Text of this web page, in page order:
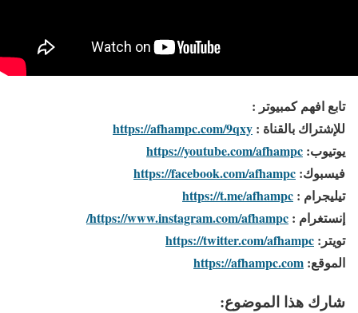
تابع افهم كمبيوتر :
للإشتراك بالقناة : https://afhampc.com/9qxy
يوتيوب: https://youtube.com/afhampc
فيسبوك: https://facebook.com/afhampc
تيليجرام : https://t.me/afhampc
إنستغرام : https://www.instagram.com/afhampc/
تويتر: https://twitter.com/afhampc
الموقع: https://afhampc.com
شارك هذا الموضوع: